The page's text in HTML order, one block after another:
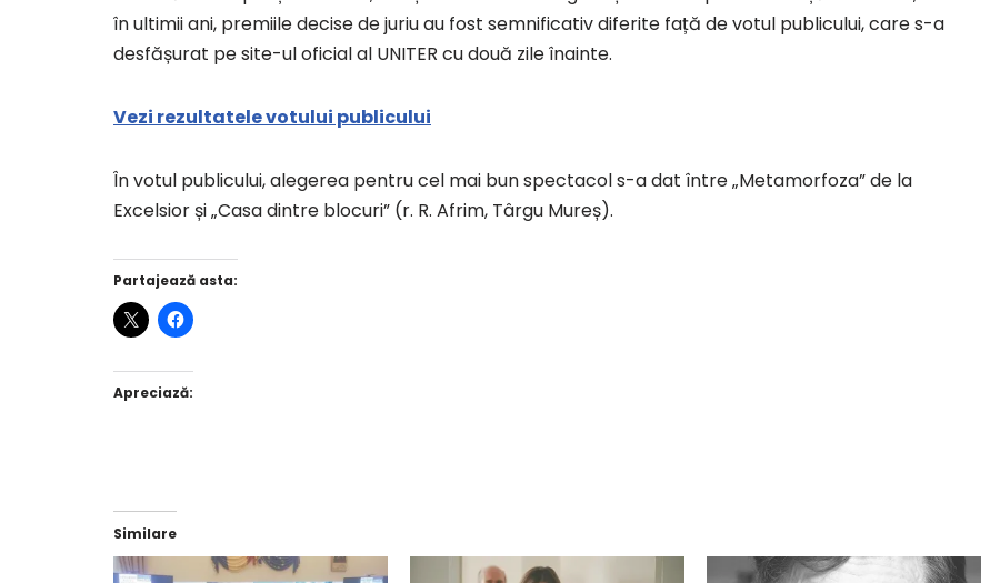
în ultimii ani, premiile decise de juriu au fost semnificativ diferite față de votul publicului, care s-a
desfășurat pe site-ul oficial al UNITER cu două zile înainte.
Vezi rezultatele votului publicului
În votul publicului, alegerea pentru cel mai bun spectacol s-a dat între „Metamorfoza” de la
Excelsior și „Casa dintre blocuri” (r. R. Afrim, Târgu Mureș).
Partajează asta:
Apreciază:
Similare